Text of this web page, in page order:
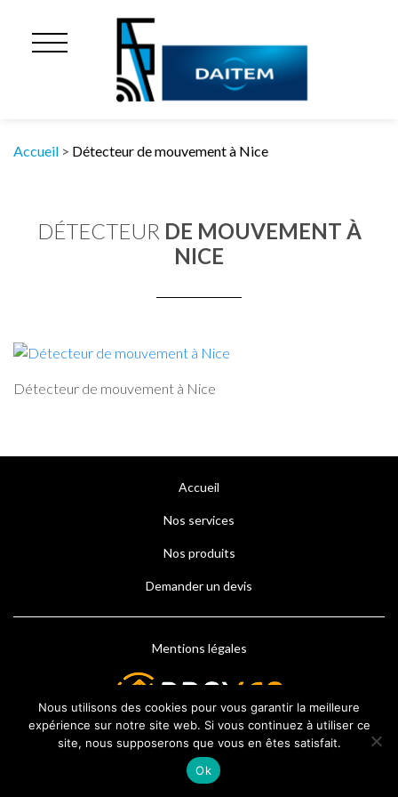
Accueil > Détecteur de mouvement à Nice
DÉTECTEUR DE MOUVEMENT À
NICE
Détecteur de mouvement à Nice
Accueil
Nos services
Nos produits
Demander un devis
Mentions légales
Nous utilisons des cookies pour vous garantir la meilleure
expérience sur notre site web. Si vous continuez à utiliser ce
site, nous supposerons que vous en êtes satisfait.
Ok